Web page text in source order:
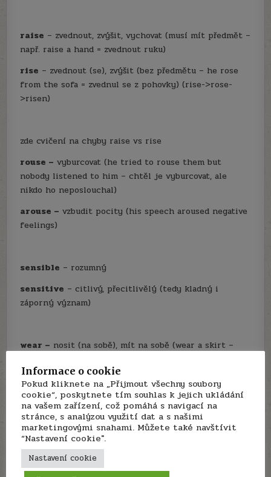
raise – zvednout, zvýšit, vychovat (musí mít předmět –
např. raise a hand = zvednout ruku)
rise – zvednout (se), zvýšit (bez předmětu – he rose
from the sofa = zvednul se z pohovky) (rise->rose-
>risen)
zde cvičení na chyby raise vs rise
rouse – vyburcovat (he tried to rouse them but
nobody listened to him – chtěl je vyburcovat, ale
nikdo ho neposlouchal)
arouse – vzbudit pocity (his speech aroused negative
feelings)
sensible – rozumný
sensitive – citlivý, přecitlivělý (tedy kladný i
záporný význam)
wear – nosit (na sobě), mít na sobě (wear a skirt –
carry– nosít (u sebe/v ruce), nést (carry a handbag –
nosit kabelku)
use – použít, užít
Author:
Informace o cookie
Pokud kliknete na „Přijmout všechny soubory
cookie“, poskytnete tím souhlas k jejich ukládání
na vašem zařízení, což pomáhá s navigací na
stránce, s analýzou využití dat a s našimi
marketingovými snahami. Můžete také navštívit
“Nastavení cookie".
Nastavení cookie